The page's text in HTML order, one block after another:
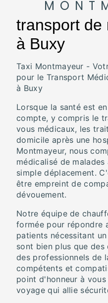
transport de
à Buxy
Taxi Montmayeur -
pour le Transport
à Buxy
Lorsque la santé est
compte, y compris le
vous médicaux, les
domicile après une
Montmayeur, nous
médicalisé de
simple déplacement.
être empreint de
dévouement.
Notre équipe de
formée pour répondre
patients nécessitant
sont bien plus que
des professionnels de
compétents et
point d'honneur à
voyage qui allie